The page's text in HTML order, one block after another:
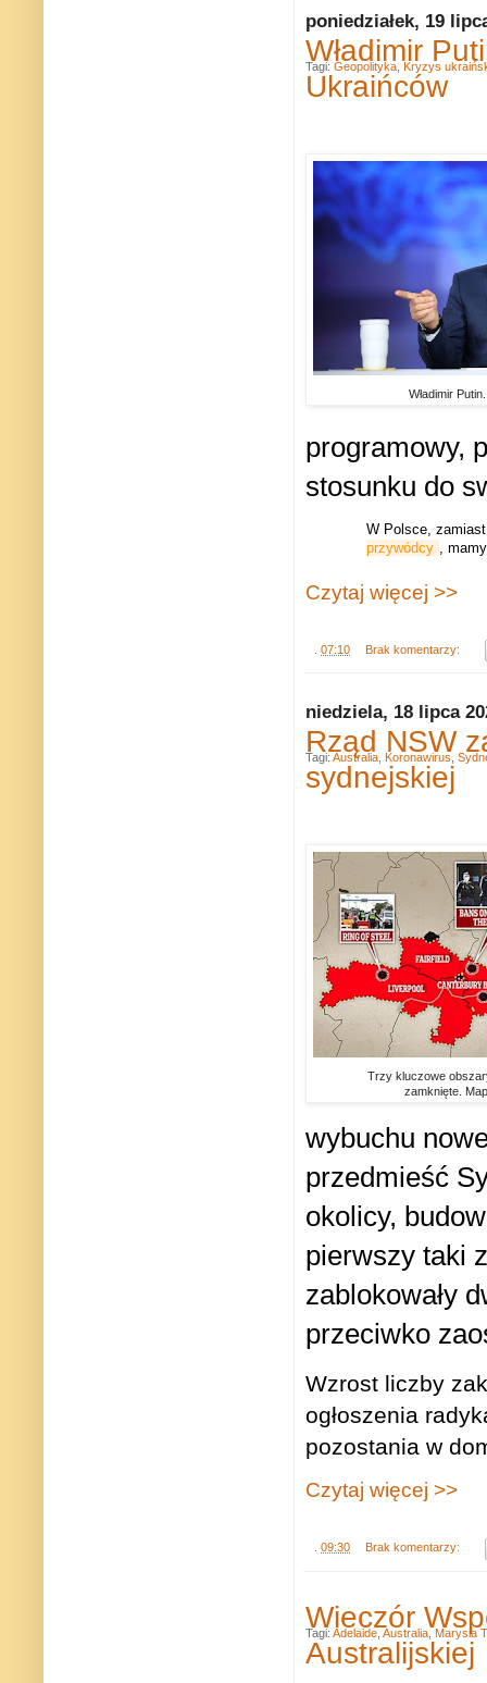
poniedziałek, 19
Władimir
Ukraińców
Władimir
programowy,
stosunku do
W Polsce,
przywódcy
,
Czytaj więcej >>
07:10 Brak komentarzy:
Tagi: Geopolityka, Kryzys
niedziela, 18 lipca
Rząd NSW
sydnejskiej
Trzy kluczowe
zamknięte.
wybuchu
przedmieść
okolicy,
pierwszy taki
zablokowały
przeciwko
Wzrost liczby
ogłoszenia
pozostania w
Czytaj więcej >>
09:30 Brak komentarzy:
Tagi: Australia Koronawirus
Wieczór
Australijskiej
Tagi: Adelaide Australia Marysia